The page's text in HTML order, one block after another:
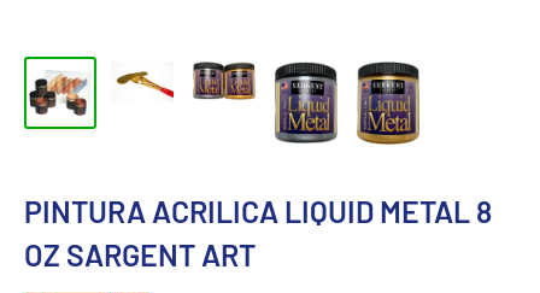
PINTURA ACRILICA LIQUID METAL 8
OZ SARGENT ART